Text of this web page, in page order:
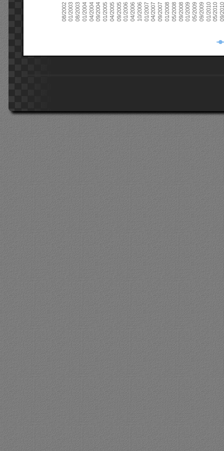
08/200201/200308/200301/200404/200409/200401/200504/200509/200501/200604/200610/200601/200704/200709/200701/200805/200809/200801/200905/200909/200901/201005/201009/